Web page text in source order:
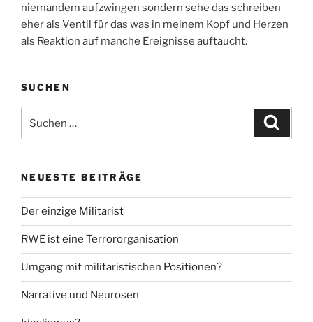
niemandem aufzwingen sondern sehe das schreiben
eher als Ventil für das was in meinem Kopf und Herzen
als Reaktion auf manche Ereignisse auftaucht.
SUCHEN
nach:
NEUESTE BEITRÄGE
Der einzige Militarist
RWE ist eine Terrororganisation
Umgang mit militaristischen Positionen?
Narrative und Neurosen